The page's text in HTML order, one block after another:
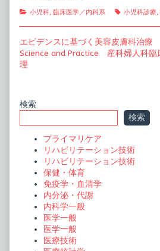
Categories
小児科, 臨床医学／内科系 Tags
小児科診療,
投
稿
ゲ
ー
Previous
post:
エビデンスに基づく美容皮膚科治療
Next
post:
Science and Practice 産科婦人科
理
Primary
Sidebar
検索
検索
プライマリケア
リハビリテーション技術
リハビリテーション技術
保健・体育
免疫学・血清学
内分泌・代謝
内科学一般
医学一般
医学一般
医療技術